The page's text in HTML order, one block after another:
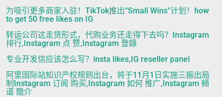
为吸引更多商家入驻！TikTok推出“Small Wins”计划！how
to get 50 free likes on IG
转运公司这走货形式，代购业务还走得下去吗？Instagram
排行,Instagram 点 赞,Instagram 登錄
专业开发信应该怎么写？insta likes,IG reseller panel
阿里国际站知识产权规则出台，将于11月1日实施三振出局
制Instagram 订阅 购买,Instagram 如何 推广,Instagram 頻
道 簡介